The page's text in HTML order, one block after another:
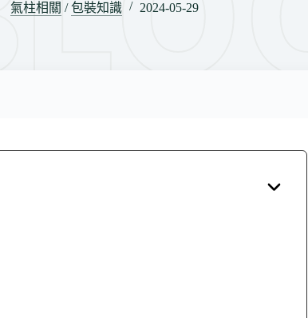
氣柱相關 /包裝知識 2024-05-29